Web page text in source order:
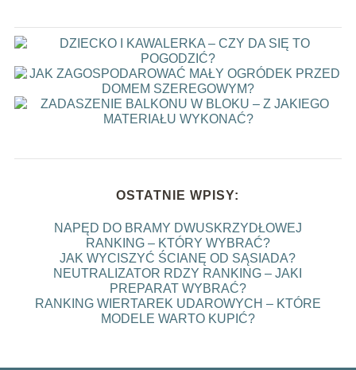
OSTATNIE WPISY:
NAPĘD DO BRAMY DWUSKRZYDŁOWEJ
RANKING – KTÓRY WYBRAĆ?
JAK WYCISZYĆ ŚCIANĘ OD SĄSIADA?
NEUTRALIZATOR RDZY RANKING – JAKI
PREPARAT WYBRAĆ?
RANKING WIERTAREK UDAROWYCH – KTÓRE
MODELE WARTO KUPIĆ?